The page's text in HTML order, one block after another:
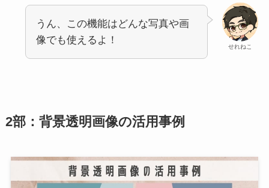
せれねこ
うん、この機能はどんな写真や画
像でも使えるよ！
2部：背景透明画像の活用事例